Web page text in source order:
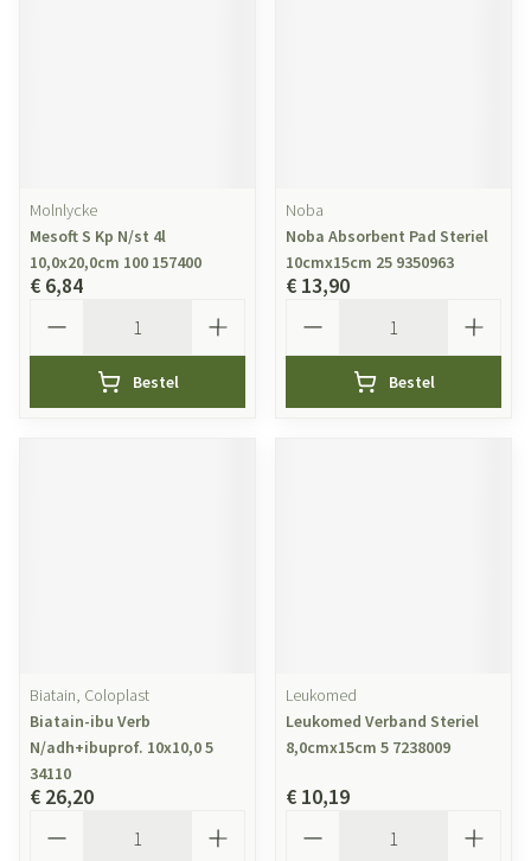
Molnlycke
Mesoft S Kp N/st 4l
10,0x20,0cm 100 157400
€ 6,84
Bestel
Noba
Noba Absorbent Pad Steriel
10cmx15cm 25 9350963
€ 13,90
Bestel
Biatain, Coloplast
Biatain-ibu Verb
N/adh+ibuprof. 10x10,0 5
34110
€ 26,20
Leukomed
Leukomed Verband Steriel
8,0cmx15cm 5 7238009
€ 10,19